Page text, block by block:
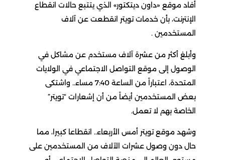
أفاد موقع «داون ديتكتور» الذي يتتبع حالات انقطاع
الإنترنت، بأن خدمات تويتر انقطعت عن آلاف
المستخدمين .
وأبلغ أكثر من عشرة آلاف مستخدم عن مشاكل في
الوصول إلى موقع التواصل الاجتماعي في الولايات
المتحدة، اعتباراً من الساعة 7:40 مساء.. واشتكى
بعض المستخدمين أيضاً من أن إشعارات “تويتر”
الخاصة بهم لا تعمل.
وشهد موقع تويتر أمس الأربعاء.. انقطاعا كبيرا، مما
حال دون وصول عشرات الآلاف من المستخدمين على